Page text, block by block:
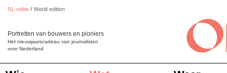
NL editie / World edition
Het nieuwjaarscadeau van journalisten
voor Nederland
Portretten van bouwers en pioniers